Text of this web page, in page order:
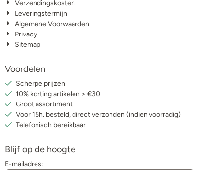
Verzendingskosten
Leveringstermijn
Algemene Voorwaarden
Privacy
Sitemap
Voordelen
Scherpe prijzen
10% korting artikelen > €30
Groot assortiment
Voor 15h. besteld, direct verzonden (indien voorradig)
Telefonisch bereikbaar
Blijf op de hoogte
E-mailadres: